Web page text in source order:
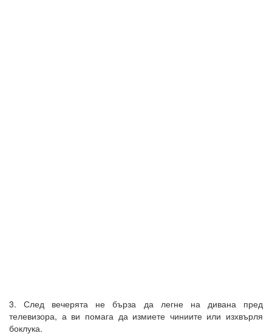
3. След вечерята не бърза да легне на дивана пред
телевизора, а ви помага да измиете чиниите или изхвърля
боклука.